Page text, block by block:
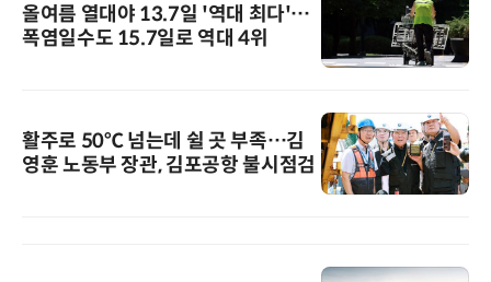
올여름 열대야 13.7일 '역대 최다'…
폭염일수도 15.7일로 역대 4위
활주로 50℃ 넘는데 쉴 곳 부족…김
영훈 노동부 장관, 김포공항 불시점검